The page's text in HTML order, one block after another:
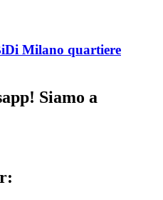
Milano quartiere
Siamo a